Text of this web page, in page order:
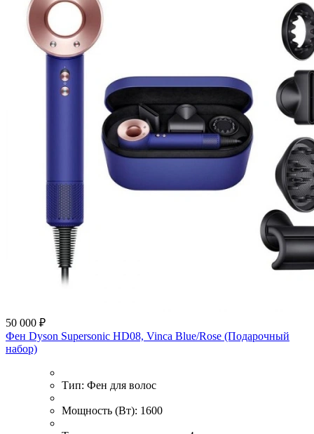
50 000 ₽
Фен Dyson Supersonic HD08, Vinca Blue/Rose (Подарочный
набор)
Тип: Фен для волос
Мощность (Вт): 1600